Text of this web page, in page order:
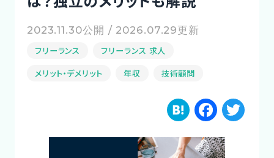
よくある質問
福利厚生
2023.11.30公開 / 2026.07.29更新
フリーランス
フリーランス 求人
メリット・デメリット
年収 技術顧問
H
a
F
a